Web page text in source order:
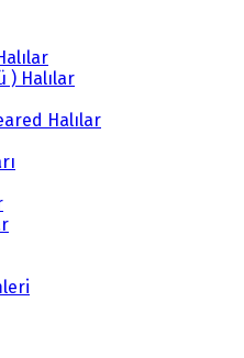
) Halılar
Halılar